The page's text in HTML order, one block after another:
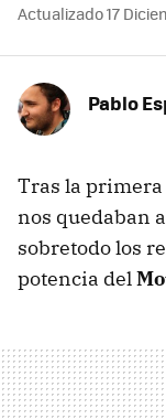
Actualizado 17
Pablo
Tras la
nos quedaban
sobretodo los
potencia del